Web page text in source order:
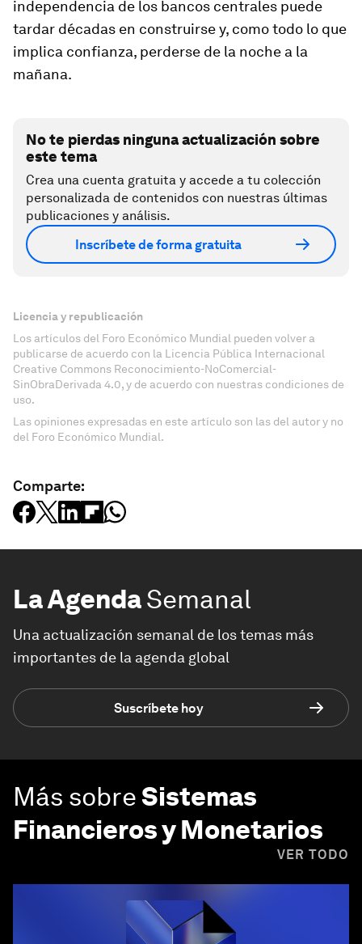
independencia de los bancos centrales puede
tardar décadas en construirse y, como todo lo que
implica confianza, perderse de la noche a la
mañana.
No te pierdas ninguna actualización sobre
este tema
Crea una cuenta gratuita y accede a tu colección
personalizada de contenidos con nuestras últimas
publicaciones y análisis.
Inscríbete de forma gratuita
Licencia y republicación
Los artículos del Foro Económico Mundial pueden volver a
publicarse de acuerdo con la Licencia Pública Internacional
Creative Commons Reconocimiento-NoComercial-
SinObraDerivada 4.0, y de acuerdo con nuestras condiciones de
uso.
Las opiniones expresadas en este artículo son las del autor y no
del Foro Económico Mundial.
Comparte:
La AgendaSemanal
Una actualización semanal de los temas más
importantes de la agenda global
Suscríbete hoy
Más sobreSistemas
Financieros y Monetarios
VER TODO